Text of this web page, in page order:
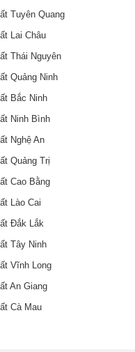
Tuyên Quang
Lai Châu
Thái Nguyên
Quảng Ninh
Bắc Ninh
Ninh Bình
Nghệ An
Quảng Trị
Cao Bằng
Lào Cai
Đắk Lắk
Tây Ninh
Vĩnh Long
An Giang
Cà Mau